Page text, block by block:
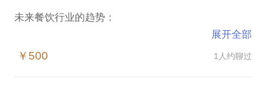
销售一份食品一共分几步？
策划，环境，产品中间到底是什么样的关系？
通过对以上问题的深入剖析找到餐饮项目发展的障
未来餐饮行业的趋势：
在这样的情况下，餐饮从业者，室内设计从业者会想
展开全部
￥500 1人约聊过